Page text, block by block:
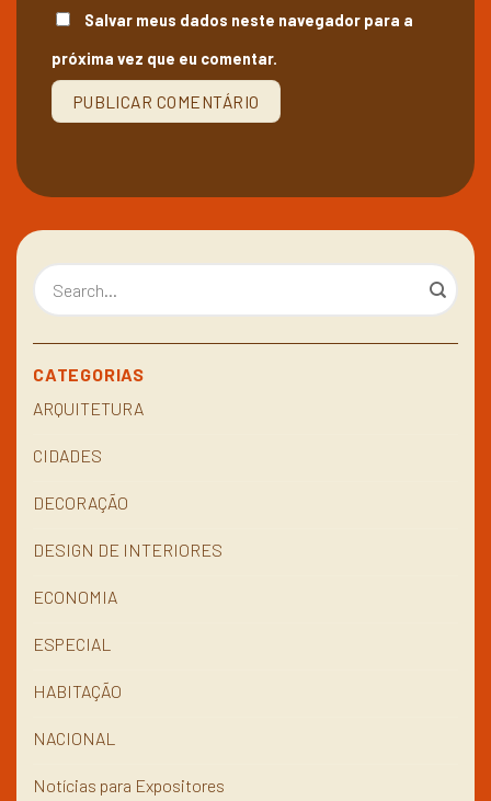
Salvar meus dados neste navegador para a
próxima vez que eu comentar.
CATEGORIAS
ARQUITETURA
CIDADES
DECORAÇÃO
DESIGN DE INTERIORES
ECONOMIA
ESPECIAL
HABITAÇÃO
NACIONAL
Notícias para Expositores